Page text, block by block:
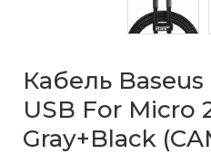
Кабель
USB For Micro
Gray+Black